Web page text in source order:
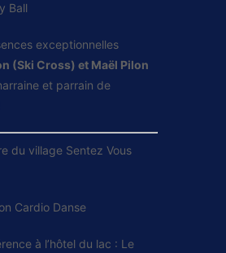
Ball
exceptionnelles
(Ski Cross) et Maël Pilon
et parrain de
du village Sentez Vous
Cardio Danse
à l’hôtel du lac : Le